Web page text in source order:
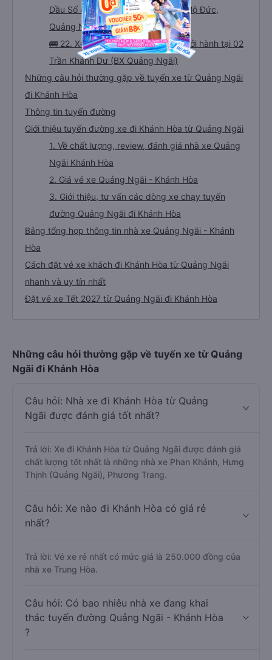
Dầu Số 4 - Mộ Đức - TT. Mộ Đức, Mộ Đức,
Quảng Ngãi (VP Quãng Ngãi)
🚌 22. Xe Văn Vinh (Quảng Ngãi) khởi hành tại 02
Trần Khánh Dư (BX Quảng Ngãi)
Những câu hỏi thường gặp về tuyến xe từ Quảng Ngãi
đi Khánh Hòa
Thông tin tuyến đường
Giới thiệu tuyến đường xe đi Khánh Hòa từ Quảng Ngãi
1. Về chất lượng, review, đánh giá nhà xe Quảng
Ngãi Khánh Hòa
2. Giá vé xe Quảng Ngãi - Khánh Hòa
3. Giới thiệu, tư vấn các dòng xe chạy tuyến
đường Quảng Ngãi đi Khánh Hòa
Bảng tổng hợp thông tin nhà xe Quảng Ngãi - Khánh
Hòa
Cách đặt vé xe khách đi Khánh Hòa từ Quảng Ngãi
nhanh và uy tín nhất
Đặt vé xe Tết 2027 từ Quảng Ngãi đi Khánh Hòa
Những câu hỏi thường gặp về tuyến xe từ Quảng
Ngãi đi Khánh Hòa
Câu hỏi: Nhà xe đi Khánh Hòa từ Quảng
Ngãi được đánh giá tốt nhất?
Trả lời: Xe đi Khánh Hòa từ Quảng Ngãi được đánh giá
chất lượng tốt nhất là những nhà xe Phan Khánh, Hưng
Thịnh (Quảng Ngãi), Phương Trang.
Câu hỏi: Xe nào đi Khánh Hòa có giá rẻ
nhất?
Trả lời: Vé xe rẻ nhất có mức giá là 250.000 đồng của
nhà xe Trung Hòa.
Câu hỏi: Có bao nhiêu nhà xe đang khai
thác tuyến đường Quảng Ngãi - Khánh Hòa
?